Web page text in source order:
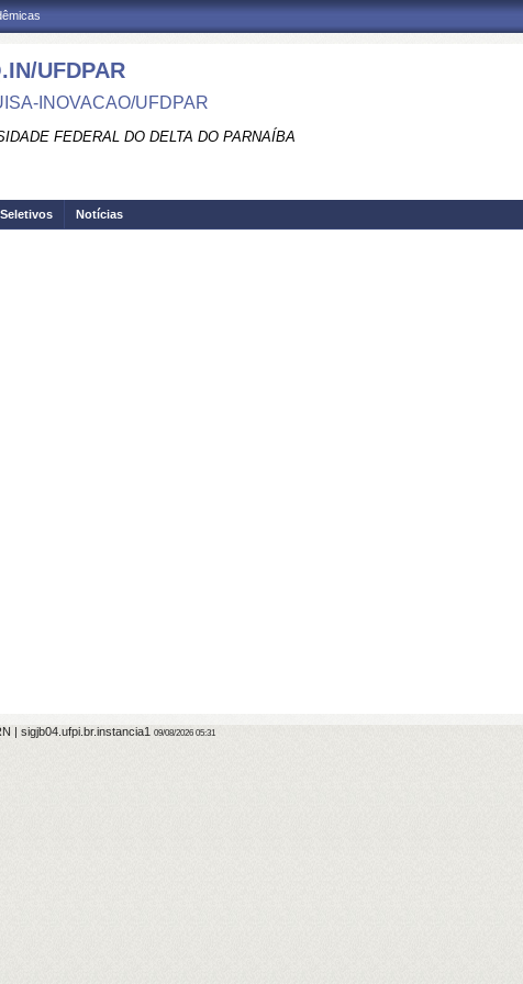
UFDPAR
INOVACAO/UFDPAR
FEDERAL DO DELTA DO PARNAÍBA
Notícias
| sigjb04.ufpi.br.instancia1 09/08/2026 05:31